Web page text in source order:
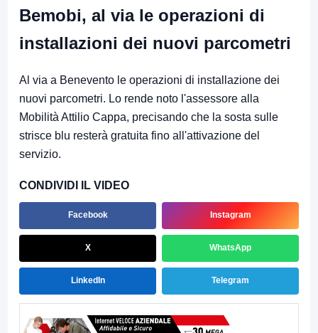
Bemobi, al via le operazioni di
installazioni dei nuovi parcometri
Al via a Benevento le operazioni di installazione dei
nuovi parcometri. Lo rende noto l'assessore alla
Mobilità Attilio Cappa, precisando che la sosta sulle
strisce blu resterà gratuita fino all'attivazione del
servizio.
CONDIVIDI IL VIDEO
Facebook Instagram
X WhatsApp
LinkedIn Telegram